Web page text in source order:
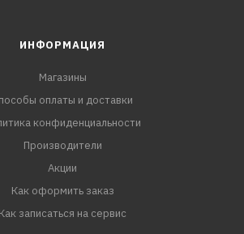
ИНФОРМАЦИЯ
Магазины
оплаты и доставки
конфиденциальности
Производители
Акции
Как оформить заказ
Как записаться на сервис